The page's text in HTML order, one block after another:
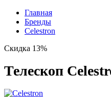
Главная
Бренды
Celestron
Скидка 13%
Телескоп